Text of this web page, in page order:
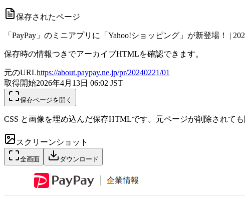
保存されたページ
「PayPay」のミニアプリに「Yahoo!ショッピング」が新登場！ |
保存時の情報つきでアーカイブHTMLを確認できます。
元のURLhttps://about.paypay.ne.jp/pr/20240221/01
取得開始2026年4月13日 06:02 JST
保存ページを開く
CSS と画像を埋め込んだ保存HTMLです。元ページが削除されても
スクリーンショット
全画面 ダウンロード